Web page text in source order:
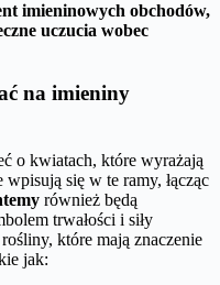
imieninowych obchodów,
uczucia wobec
na imieniny
o kwiatach, które wyrażają
wpisują się w te ramy, łącząc
również będą
trwałości i siły
które mają znaczenie
jak: